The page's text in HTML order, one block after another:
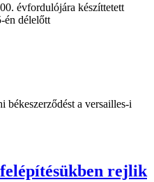
évfordulójára készíttetett
én délelőtt
békeszerződést a versailles-i
rejlik